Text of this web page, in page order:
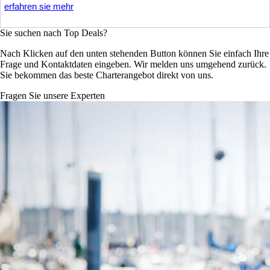
erfahren sie mehr
Sie suchen nach Top Deals?
Nach Klicken auf den unten stehenden Button können Sie einfach Ihre
Frage und Kontaktdaten eingeben. Wir melden uns umgehend zurück.
Sie bekommen das beste Charterangebot direkt von uns.
Fragen Sie unsere Experten